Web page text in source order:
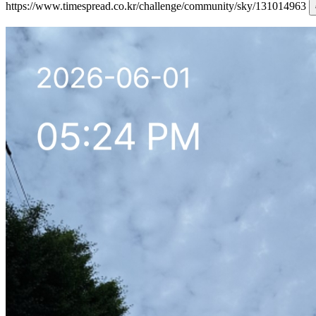
https://www.timespread.co.kr/challenge/community/sky/131014963